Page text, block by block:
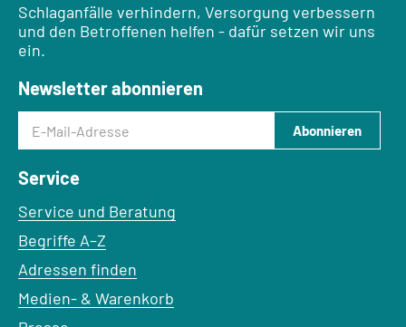
Schlaganfälle verhindern, Versorgung verbessern
und den Betroffenen helfen - dafür setzen wir uns
ein.
Newsletter abonnieren
E-Mail-Adresse
Abonnieren
Service
Service und Beratung
Begriffe A–Z
Adressen finden
Medien- & Warenkorb